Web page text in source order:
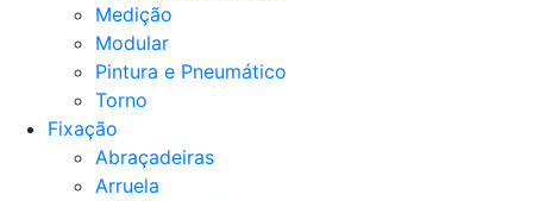
Medição
Modular
Pintura e Pneumático
Torno
Fixação
Abraçadeiras
Arruela